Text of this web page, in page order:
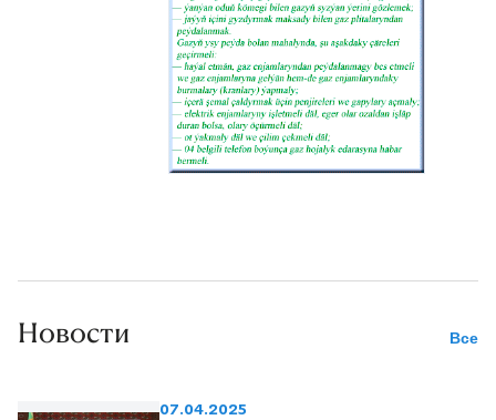
Новости Все
07.04.2025